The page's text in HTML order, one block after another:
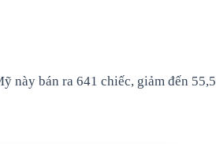
này bán ra 641 chiếc, giảm đến